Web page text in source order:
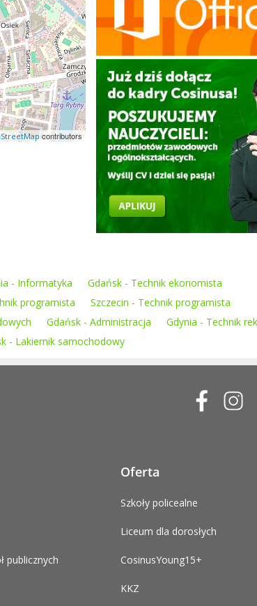
contributors
- Informatyka
Gdańsk - Technik ekonomista
programista
Szczecin - Technik programista
Gdańsk - Administracja
Gdynia - Technik
- Lakiernik samochodowy
publicznych
Oferta
Szkoły policealne
Liceum dla dorosłych
CosinusYoung15+
KKZ